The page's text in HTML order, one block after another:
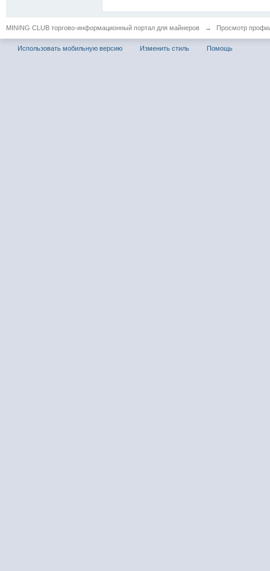
MINING CLUB торгово-информационный портал для майнеров → Просмотр
Использовать мобильную версию Изменить стиль Помощь